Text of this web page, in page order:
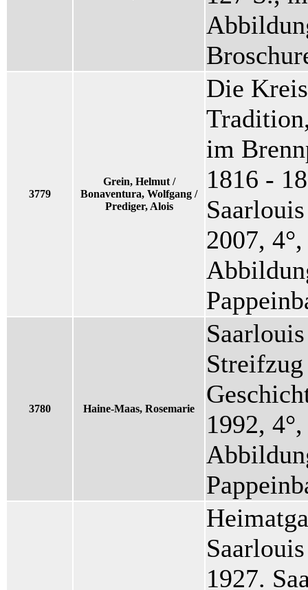
3779
Grein, Helmut /
Bonaventura, Wolfgang /
Prediger, Alois
Die
im
1816 -
2007,
3780 Haine-Maas, Rosemarie
1992,
1927.